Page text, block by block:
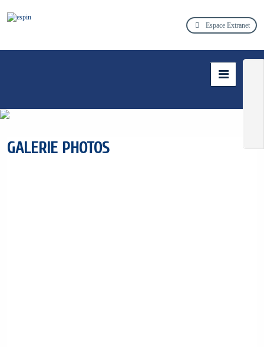
Espace Extranet
GALERIE PHOTOS